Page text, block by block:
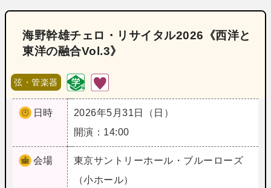
海野幹雄チェロ・リサイタル2026《西洋と
東洋の融合Vol.3》
弦・管楽器
日時
2026年5月31日（日）
開演：14:00
会場 東京サントリーホール・ブルーローズ
（小ホール）